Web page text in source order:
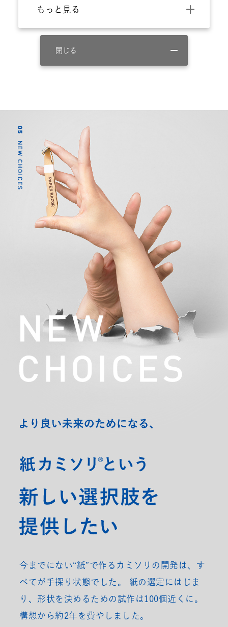
もっと見る
閉じる
今までにない“紙”で作るカミソリの開発は、す
べてが手探り状態でした。
紙の選定にはじま
り、形状を決めるための試作は100個近くに。
構想から約2年を費やしました。